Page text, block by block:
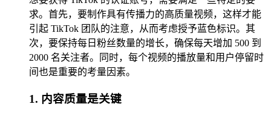
求。首先，要制作具有传播力的高质量视频，这样才能
引起 TikTok 团队的注意，从而考虑授予蓝色标识。其
次，要保持每日粉丝数量的增长，确保每天增加 500 到
2000 名关注者。同时，每个视频的播放量和用户停留时
间也是重要的考量因素。
1. 内容质量是关键